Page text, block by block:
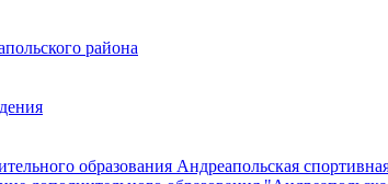
района
образования Андреапольская